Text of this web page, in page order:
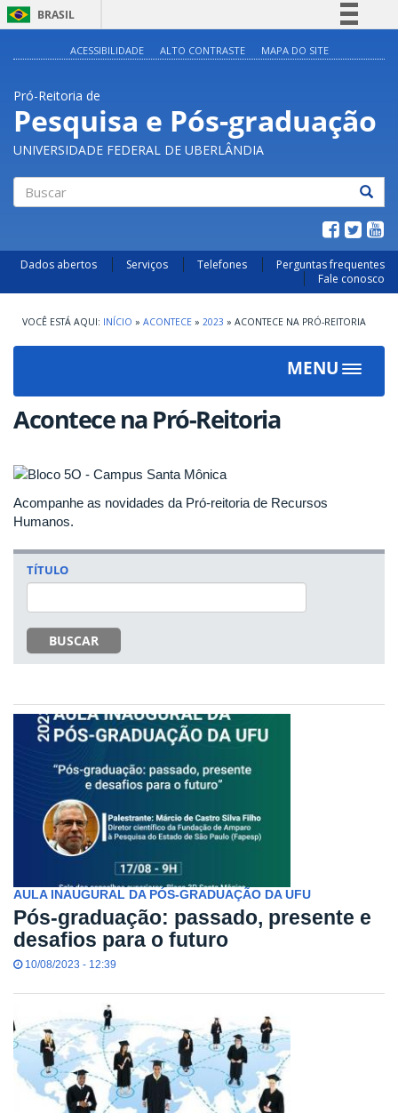
BRASIL
Acesso à informação
Legislação
Canais
ACESSIBILIDADE ALTO CONTRASTE MAPA DO SITE
Pró-Reitoria de
Pesquisa e Pós-graduação
UNIVERSIDADE FEDERAL DE UBERLÂNDIA
Dados abertos Serviços Telefones
Perguntas frequentes
Fale conosco
INÍCIO » ACONTECE » 2023 » ACONTECE NA PRÓ-REITORIA
MENU
Toggle
Acontece na Pró-Reitoria
Acompanhe as novidades da Pró-reitoria de Recursos
Humanos.
TÍTULO
BUSCAR
AULA INAUGURAL DA PÓS-GRADUAÇÃO DA UFU
Pós-graduação: passado, presente e
desafios para o futuro
10/08/2023 - 12:39